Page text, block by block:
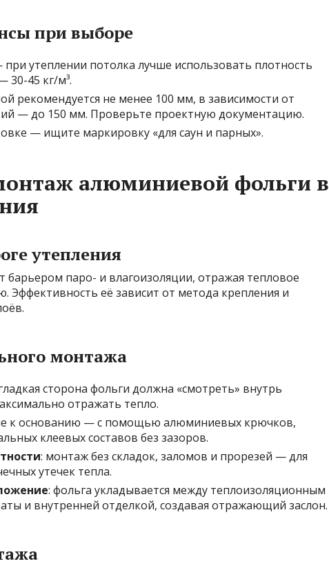
при выборе
утеплении потолка лучше использовать плотность
30-45 кг/м³.
рекомендуется не менее 100 мм, в зависимости от
— до 150 мм. Проверьте проектную документацию.
— ищите маркировку «для саун и парных».
алюминиевой фольги в
утепления
барьером паро- и влагоизоляции, отражая тепловое
Эффективность её зависит от метода крепления и
монтажа
сторона фольги должна «смотреть» внутрь
отражать тепло.
к основанию — с помощью алюминиевых крючков,
клеевых составов без зазоров.
: монтаж без складок, заломов и прорезей — для
утечек тепла.
: фольга укладывается между теплоизоляционным
и внутренней отделкой, создавая отражающий заслон.